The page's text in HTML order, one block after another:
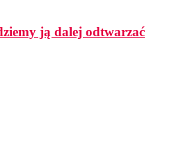
ją dalej odtwarzać